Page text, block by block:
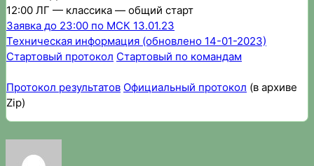
12:00 ЛГ — классика — общий старт
Заявка до 23:00 по МСК 13.01.23
Техническая информация (обновлено 14-01-2023)
Стартовый протокол Стартовый по командам
Протокол результатов Официальный протокол (в архиве
Zip)